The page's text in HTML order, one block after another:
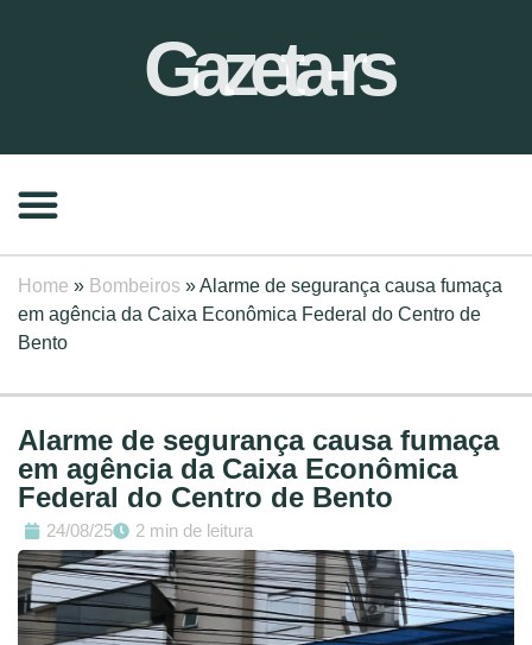
Gazeta-rs
Home » Bombeiros »Alarme de segurança causa fumaça
em agência da Caixa Econômica Federal do Centro de
Bento
Alarme de segurança causa fumaça
em agência da Caixa Econômica
Federal do Centro de Bento
24/08/25 2 min de leitura